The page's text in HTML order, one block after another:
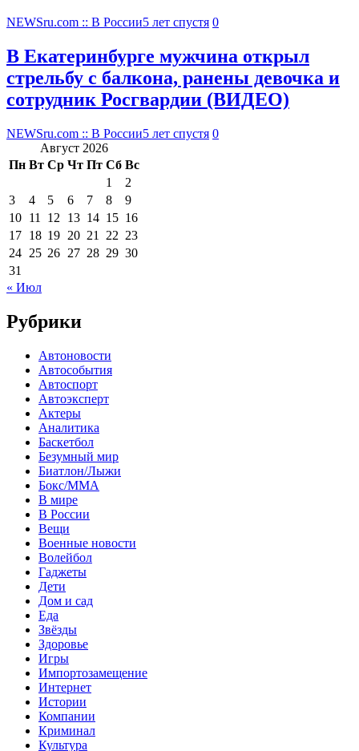
NEWSru.com :: В России5 лет спустя 0
В Екатеринбурге мужчина открыл
стрельбу с балкона, ранены девочка и
сотрудник Росгвардии (ВИДЕО)
NEWSru.com :: В России5 лет спустя 0
Август 2026
Пн Вт Ср Чт Пт Сб Вс
1
2
3
4 5 6 7 8
9
10 11 12 13 14 15 16
17 18 19 20 21 22 23
24 25 26 27 28 29 30
31
« Июл
Рубрики
Автоновости
Автособытия
Автоспорт
Автоэксперт
Актеры
Аналитика
Баскетбол
Безумный мир
Биатлон/Лыжи
Бокс/MMA
В мире
В России
Вещи
Военные новости
Волейбол
Гаджеты
Дети
Дом и сад
Еда
Звёзды
Здоровье
Игры
Импортозамещение
Интернет
Истории
Компании
Криминал
Культура